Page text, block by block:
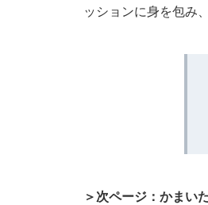
ッションに身を包み
＞次ページ：かまい